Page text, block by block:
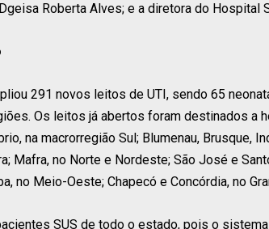
Roberta Alves; e a diretora do Hospital
291 novos leitos de UTI, sendo 65
Os leitos já abertos foram destinados a
na macrorregião Sul; Blumenau, Brusque,
Mafra, no Norte e Nordeste; São José e
no Meio-Oeste; Chapecó e Concórdia, no
SUS de todo o estado, pois o